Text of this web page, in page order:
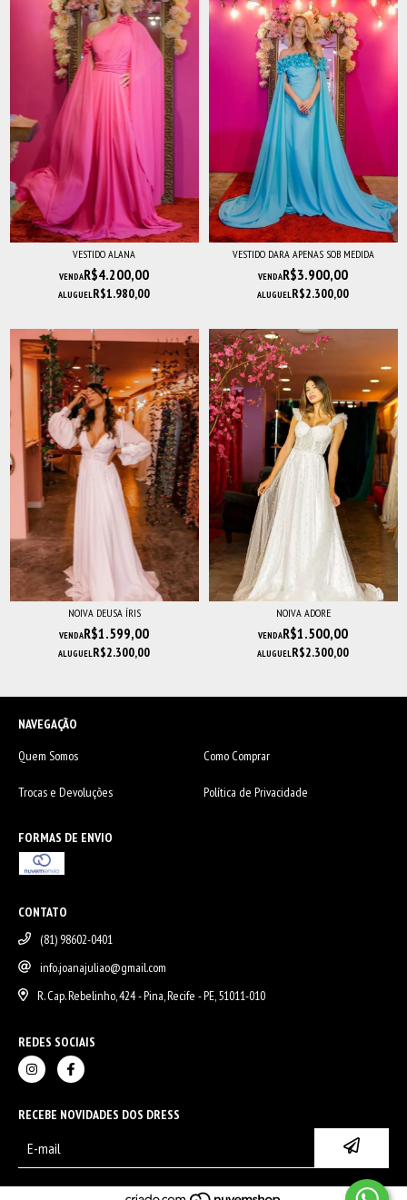
VESTIDO ALANA
VENDAR$4.200,00
ALUGUELR$1.980,00
VESTIDO DARA APENAS SOB MEDIDA
VENDAR$3.900,00
ALUGUELR$2.300,00
NOIVA DEUSA ÍRIS
VENDAR$1.599,00
ALUGUELR$2.300,00
NOIVA ADORE
VENDAR$1.500,00
ALUGUELR$2.300,00
NAVEGAÇÃO
Quem Somos
Como Comprar
Trocas e Devoluções Política de Privacidade
FORMAS DE ENVIO
CONTATO
(81) 98602-0401
info.joanajuliao@gmail.com
R. Cap. Rebelinho, 424 - Pina, Recife - PE, 51011-010
REDES SOCIAIS
RECEBE NOVIDADES DOS DRESS